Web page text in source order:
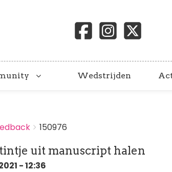
Wedstrijden
150976
uit manuscript halen
- 12:36